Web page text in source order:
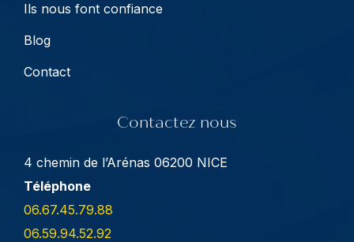
Ils nous font confiance
Blog
Contact
Contactez nous
4 chemin de l’Arénas 06200 NICE
Téléphone
06.67.45.79.88
06.59.94.52.92